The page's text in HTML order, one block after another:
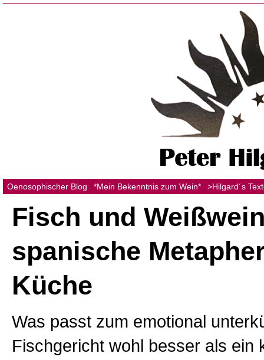
Oenosophischer Blog *Mein Bekenntnis zum Wein* >Hilgard´s
Fisch und
spanische
Küche
Was passt zum emotional
Fischgericht wohl besser als ein